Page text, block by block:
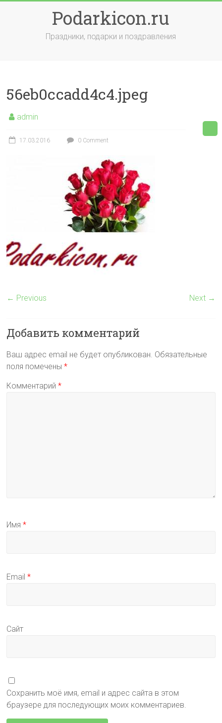
Podarkicon.ru
Праздники, подарки и поздравления
56eb0ccadd4c4.jpeg
admin
17.03.2016 0 Comment
← Previous Next →
Добавить комментарий
Ваш адрес email не будет опубликован. Обязательные
поля помечены*
Комментарий*
Имя*
Email*
Сайт
Сохранить моё имя, email и адрес сайта в этом
браузере для последующих моих комментариев.